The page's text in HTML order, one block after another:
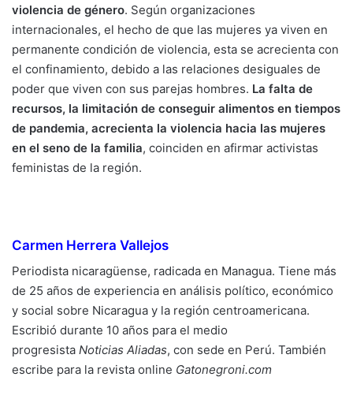
violencia de género. Según organizaciones
internacionales, el hecho de que las mujeres ya viven en
permanente condición de violencia, esta se acrecienta con
el confinamiento, debido a las relaciones desiguales de
poder que viven con sus parejas hombres. La falta de
recursos, la limitación de conseguir alimentos en tiempos
de pandemia, acrecienta la violencia hacia las mujeres
en el seno de la familia, coinciden en afirmar activistas
feministas de la región.
Carmen Herrera Vallejos
Periodista nicaragüense, radicada en Managua. Tiene más
de 25 años de experiencia en análisis político, económico
y social sobre Nicaragua y la región centroamericana.
Escribió durante 10 años para el medio
progresista Noticias Aliadas, con sede en Perú. También
escribe para la revista online Gatonegroni.com